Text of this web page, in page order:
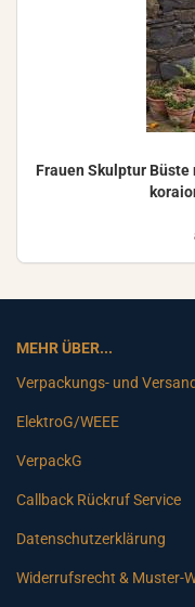
Frau­en Skulp­tur
MEHR ÜBER...
Verpackungs- und
ElektroG/WEEE
VerpackG
Callback Rückruf Service
Datenschutzerklärung
Widerrufsrecht & Muster-